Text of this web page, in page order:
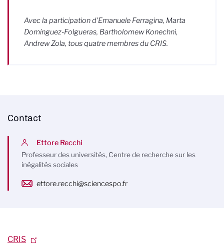
Avec la participation d’Emanuele Ferragina, Marta
Dominguez-Folgueras, Bartholomew Konechni,
Andrew Zola, tous quatre membres du CRIS.
Contact
Ettore Recchi
Professeur des universités, Centre de recherche sur les
inégalités sociales
ettore.recchi@sciencespo.fr
CRIS